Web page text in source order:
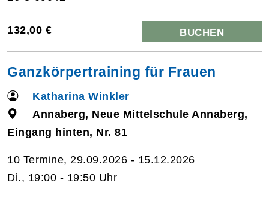
132,00 € BUCHEN
Ganzkörpertraining für Frauen
Katharina Winkler
Annaberg, Neue Mittelschule Annaberg,
Eingang hinten, Nr. 81
10 Termine, 29.09.2026 - 15.12.2026
Di., 19:00 - 19:50 Uhr